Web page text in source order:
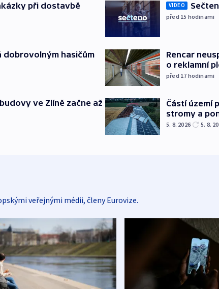
při dostavbě
dobrovolným hasičům
ve Zlíně začne až
VIDEO
před 15 hodinami
Rencar
o reklamní
před 17 hodinami
Částí území
stromy a
5. 8. 2026 5. 8.
veřejnými médii, členy Eurovize.